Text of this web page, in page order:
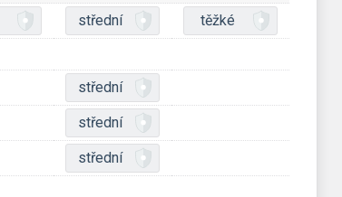
střední
těžké
střední
střední
střední